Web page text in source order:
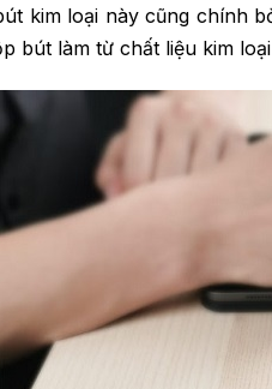
kim loại này cũng chính
bút làm từ chất liệu kim